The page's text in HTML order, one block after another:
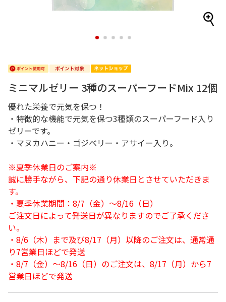
1 2 3 4 5
ミニマルゼリー 3種のスーパーフードMix 12個
優れた栄養で元気を保つ！
・特徴的な機能で元気を保つ3種類のスーパーフード入り
ゼリーです。
・マヌカハニー・ゴジベリー・アサイー入り。
※夏季休業日のご案内※
誠に勝手ながら、下記の通り休業日とさせていただきま
す。
・夏季休業期間：8/7（金）～8/16（日）
ご注文日によって発送日が異なりますのでご了承くださ
い。
・8/6（木）まで及び8/17（月）以降のご注文は、通常通
り7営業日ほどで発送
・8/7（金）～8/16（日）のご注文は、8/17（月）から7
営業日ほどで発送